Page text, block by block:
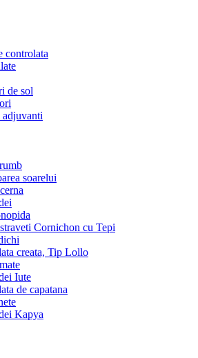
controlata
de sol
soarelui
Cornichon cu Tepi
creata, Tip Lollo
Iute
de capatana
Kapya